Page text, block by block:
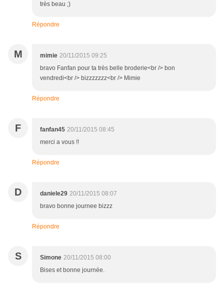
très beau ;)
Répondre
M mimie 20/11/2015 09:25
bravo Fanfan pour ta très belle broderie<br /> bon
vendredi<br /> bizzzzzzz<br /> Mimie
Répondre
F fanfan45 20/11/2015 08:45
merci a vous !!
Répondre
D daniele29 20/11/2015 08:07
bravo bonne journee bizzz
Répondre
S Simone 20/11/2015 08:00
Bises et bonne journée.